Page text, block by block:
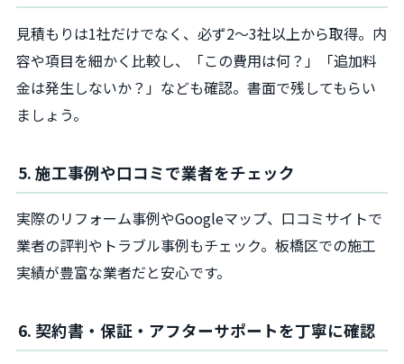
見積もりは1社だけでなく、必ず2～3社以上から取得。内
容や項目を細かく比較し、「この費用は何？」「追加料
金は発生しないか？」なども確認。書面で残してもらい
ましょう。
5. 施工事例や口コミで業者をチェック
実際のリフォーム事例やGoogleマップ、口コミサイトで
業者の評判やトラブル事例もチェック。板橋区での施工
実績が豊富な業者だと安心です。
6. 契約書・保証・アフターサポートを丁寧に確認